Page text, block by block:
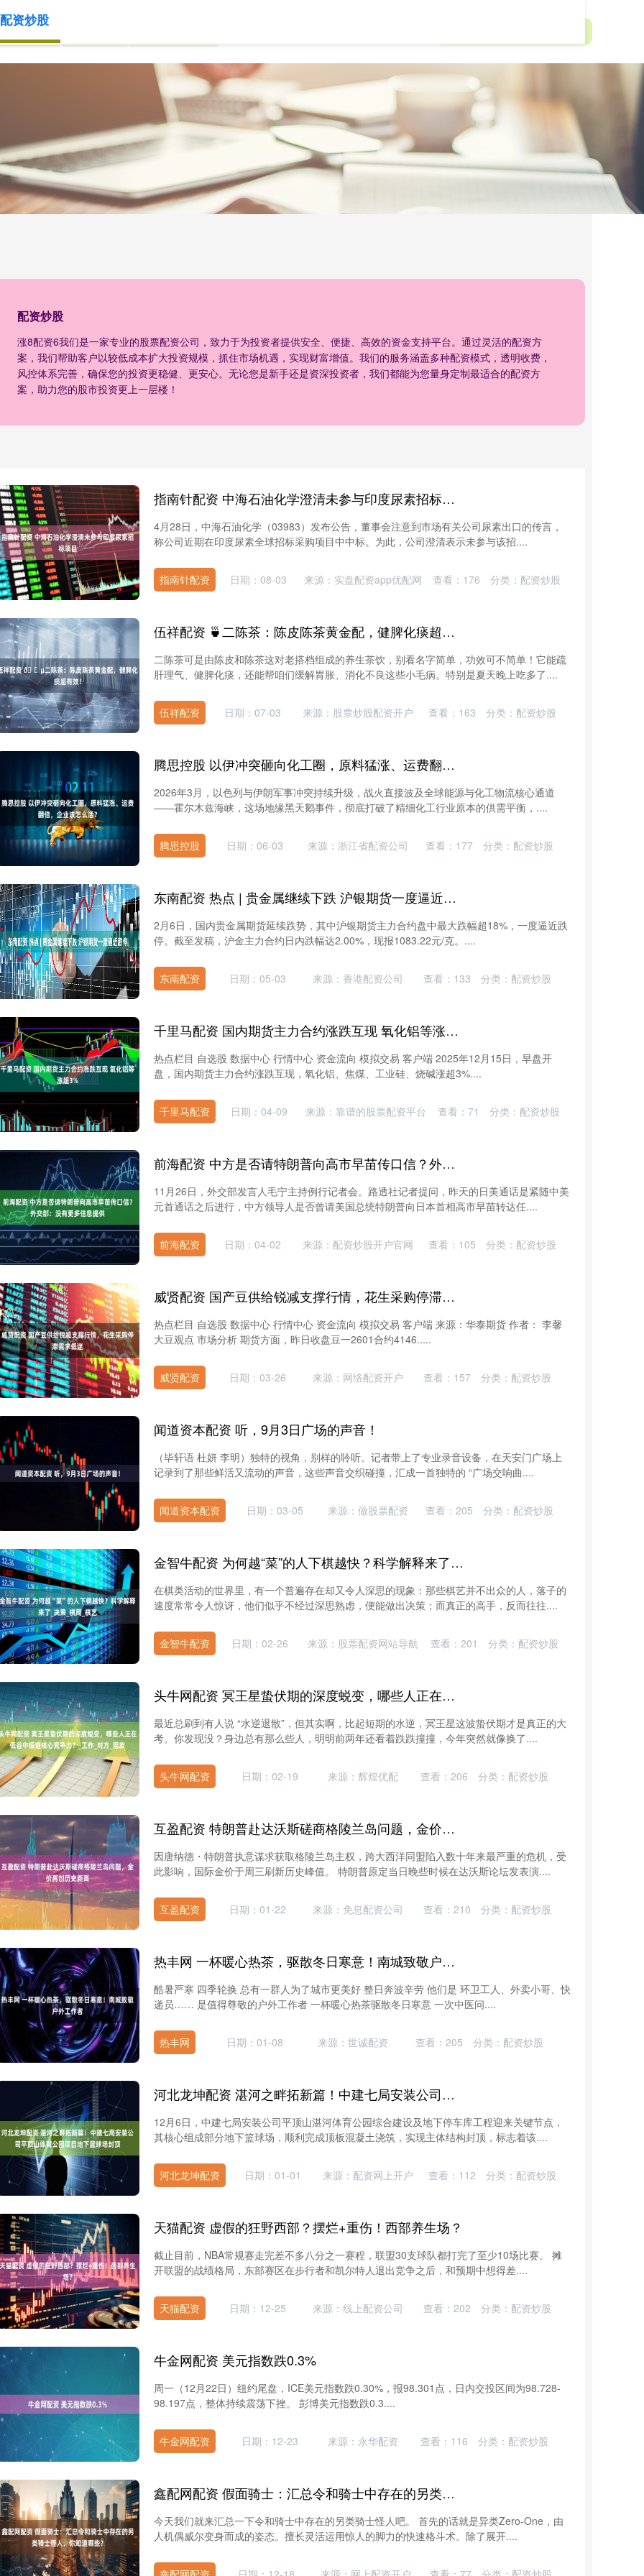
网上配资
配资炒股
涨8配资6我们是一家专业的股票配资公司，致力于为投资者提供安全、便捷、高效的资金支持平台。通过灵活的配资方
案，我们帮助客户以较低成本扩大投资规模，抓住市场机遇，实现财富增值。我们的服务涵盖多种配资模式，透明收费，
风控体系完善，确保您的投资更稳健、更安心。无论您是新手还是资深投资者，我们都能为您量身定制最适合的配资方
案，助力您的股市投资更上一层楼！
配资炒股
指南针配资 中海石油化学澄清未参与印度尿素招标项目
4月28日，中海石油化学（03983）发布公告，董事会注意到市场有关公司尿素出口的传言，
称公司近期在印度尿素全球招标采购项目中中标。为此，公司澄清表示未参与该招....
指南针配资 日期：08-03 来源：实盘配资app优配网 查看： 176 分类： 配资炒股
伍祥配资 🍵二陈茶：陈皮陈茶黄金配，健脾化痰超有效！
二陈茶可是由陈皮和陈茶这对老搭档组成的养生茶饮，别看名字简单，功效可不简单！它能疏
肝理气、健脾化痰，还能帮咱们缓解胃胀、消化不良这些小毛病。特别是夏天晚上吃多了....
伍祥配资 日期：07-03 来源：股票炒股配资开户 查看： 163 分类： 配资炒股
腾思控股 以伊冲突砸向化工圈，原料猛涨、运费翻倍，企业该怎么活？
2026年3月，以色列与伊朗军事冲突持续升级，战火直接波及全球能源与化工物流核心通道
——霍尔木兹海峡，这场地缘黑天鹅事件，彻底打破了精细化工行业原本的供需平衡，....
腾思控股 日期：06-03 来源：浙江省配资公司 查看： 177 分类： 配资炒股
东南配资 热点 | 贵金属继续下跌 沪银期货一度逼近跌停
2月6日，国内贵金属期货延续跌势，其中沪银期货主力合约盘中最大跌幅超18%，一度逼近跌
停。截至发稿，沪金主力合约日内跌幅达2.00%，现报1083.22元/克。....
东南配资 日期：05-03 来源：香港配资公司 查看： 133 分类： 配资炒股
千里马配资 国内期货主力合约涨跌互现 氧化铝等涨超3%
热点栏目 自选股 数据中心 行情中心 资金流向 模拟交易 客户端 2025年12月15日，早盘开
盘，国内期货主力合约涨跌互现，氧化铝、焦煤、工业硅、烧碱涨超3%....
千里马配资 日期：04-09 来源：靠谱的股票配资平台 查看： 71 分类： 配资炒股
前海配资 中方是否请特朗普向高市早苗传口信？外交部：没有更多信息提供
11月26日，外交部发言人毛宁主持例行记者会。路透社记者提问，昨天的日美通话是紧随中美
元首通话之后进行，中方领导人是否曾请美国总统特朗普向日本首相高市早苗转达任....
前海配资 日期：04-02 来源：配资炒股开户官网 查看： 105 分类： 配资炒股
威贤配资 国产豆供给锐减支撑行情，花生采购停滞需求低迷
热点栏目 自选股 数据中心 行情中心 资金流向 模拟交易 客户端 来源：华泰期货 作者： 李馨
大豆观点 市场分析 期货方面，昨日收盘豆一2601合约4146.....
威贤配资 日期：03-26 来源：网络配资开户 查看： 157 分类： 配资炒股
闻道资本配资 听，9月3日广场的声音！
（毕轩语 杜妍 李明）独特的视角，别样的聆听。记者带上了专业录音设备，在天安门广场上
记录到了那些鲜活又流动的声音，这些声音交织碰撞，汇成一首独特的 “广场交响曲....
闻道资本配资 日期：03-05 来源：做股票配资 查看： 205 分类： 配资炒股
金智牛配资 为何越“菜”的人下棋越快？科学解释来了_决策_棋局_棋艺
在棋类活动的世界里，有一个普遍存在却又令人深思的现象：那些棋艺并不出众的人，落子的
速度常常令人惊讶，他们似乎不经过深思熟虑，便能做出决策；而真正的高手，反而往往....
金智牛配资 日期：02-26 来源：股票配资网站导航 查看： 201 分类： 配资炒股
头牛网配资 冥王星蛰伏期的深度蜕变，哪些人正在低谷中锻造核心竞争力？_工作_对方_朋友
最近总刷到有人说 “水逆退散”，但其实啊，比起短期的水逆，冥王星这波蛰伏期才是真正的大
考。你发现没？身边总有那么些人，明明前两年还看着跌跌撞撞，今年突然就像换了....
头牛网配资 日期：02-19 来源：辉煌优配 查看： 206 分类： 配资炒股
互盈配资 特朗普赴达沃斯磋商格陵兰岛问题，金价再创历史新高
因唐纳德・特朗普执意谋求获取格陵兰岛主权，跨大西洋同盟陷入数十年来最严重的危机，受
此影响，国际金价于周三刷新历史峰值。 特朗普原定当日晚些时候在达沃斯论坛发表演....
互盈配资 日期：01-22 来源：免息配资公司 查看： 210 分类： 配资炒股
热丰网 一杯暖心热茶，驱散冬日寒意！南城致敬户外工作者
酷暑严寒 四季轮换 总有一群人为了城市更美好 整日奔波辛劳 他们是 环卫工人、外卖小哥、快
递员…… 是值得尊敬的户外工作者 一杯暖心热茶驱散冬日寒意 一次中医问....
热丰网 日期：01-08 来源：世诚配资 查看： 205 分类： 配资炒股
河北龙坤配资 湛河之畔拓新篇！中建七局安装公司平顶山体育公园项目地下篮球场封顶
12月6日，中建七局安装公司平顶山湛河体育公园综合建设及地下停车库工程迎来关键节点，
其核心组成部分地下篮球场，顺利完成顶板混凝土浇筑，实现主体结构封顶，标志着该....
河北龙坤配资 日期：01-01 来源：配资网上开户 查看： 112 分类： 配资炒股
天猫配资 虚假的狂野西部？摆烂+重伤！西部养生场？
截止目前，NBA常规赛走完差不多八分之一赛程，联盟30支球队都打完了至少10场比赛。 摊
开联盟的战绩格局，东部赛区在步行者和凯尔特人退出竞争之后，和预期中想得差....
天猫配资 日期：12-25 来源：线上配资公司 查看： 202 分类： 配资炒股
牛金网配资 美元指数跌0.3%
周一（12月22日）纽约尾盘，ICE美元指数跌0.30%，报98.301点，日内交投区间为98.728-
98.197点，整体持续震荡下挫。 彭博美元指数跌0.3....
牛金网配资 日期：12-23 来源：永华配资 查看： 116 分类： 配资炒股
鑫配网配资 假面骑士：汇总令和骑士中存在的另类骑士怪人，你知道哪些？
今天我们就来汇总一下令和骑士中存在的另类骑士怪人吧。 首先的话就是异类Zero-One，由
人机偶威尔变身而成的姿态。擅长灵活运用惊人的脚力的快速格斗术。除了展开....